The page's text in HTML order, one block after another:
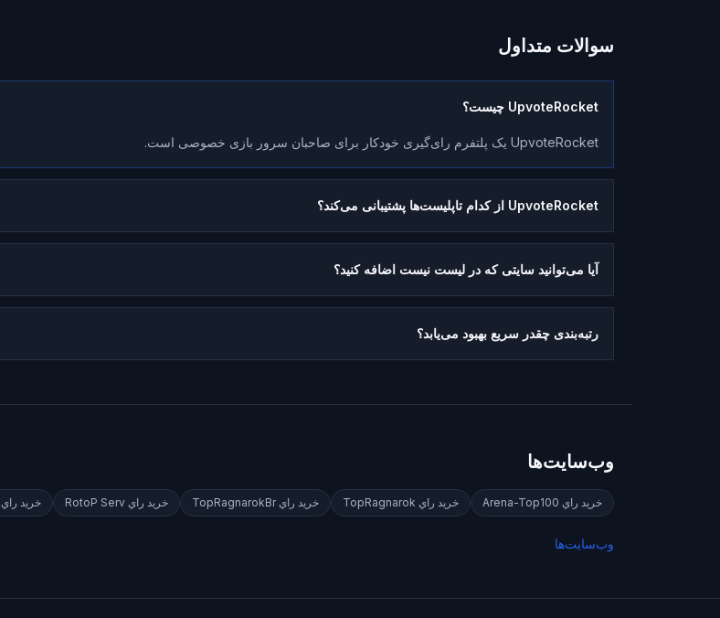
سوالات متداول
UpvoteRocket چیست؟
UpvoteRocket یک پلتفرم رای‌گیری خودکار برای صاحبان سرور بازی خصوصی است.
UpvoteRocket از کدام تاپلیست‌ها پشتیبانی می‌کند؟
آیا می‌توانید سایتی که در لیست نیست اضافه کنید؟
رتبه‌بندی چقدر سریع بهبود می‌یابد؟
وب‌سایت‌ها
خريد راي Arena-Top100 خريد راي TopRagnarok خريد راي TopRagnarokBr خريد راي RotoP Serv خريد راي
وب‌سایت‌ها